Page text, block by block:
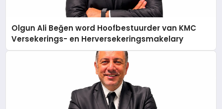
Olgun Ali Beğen word Hoofbestuurder van KMC
Versekerings- en Herversekeringsmakelary